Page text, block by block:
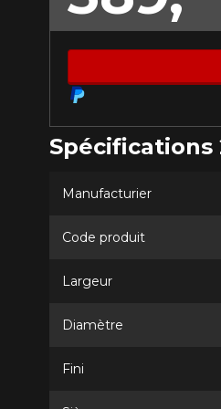
Spécifications
Manufacturier
Code produit
Largeur
Diamètre
Fini